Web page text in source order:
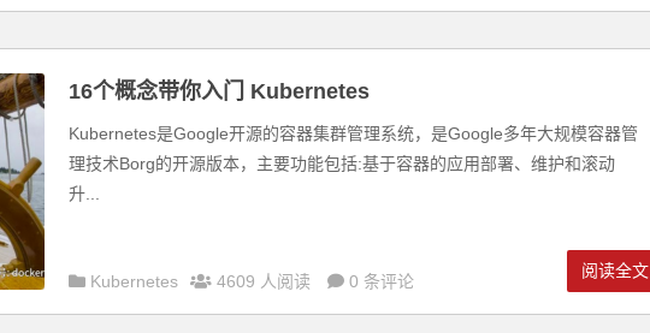
16个概念带你入门 Kubernetes
Kubernetes是Google开源的容器集群管理系统，是Google多年⼤规模容器管
理技术Borg的开源版本，主要功能包括:基于容器的应用部署、维护和滚动
升...
Kubernetes 4609 人阅读 0 条评论
阅读全文